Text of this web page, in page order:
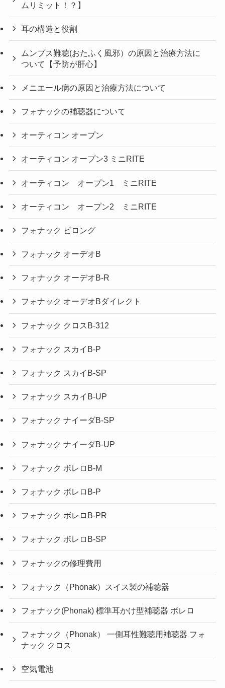
ムリミット！？】
耳の構造と役割
ムンプス難聴(おたふく風邪）の原因と治療方法に
ついて【予防が肝心】
メニエール病の原因と治療方法について
フォナックの補聴器について
オーティコン オープン
オーティコン オープン3 ミニRITE
オーティコン オープン1 ミニRITE
オーティコン オープン2 ミニRITE
フォナック ビロング
フォナック オーデオB
フォナック オーデオB-R
フォナック オーデオBダイレクト
フォナック クロスB-312
フォナック スカイB-P
フォナック スカイB-SP
フォナック スカイB-UP
フォナック ナイーダB-SP
フォナック ナイーダB-UP
フォナック ボレロB-M
フォナック ボレロB-P
フォナック ボレロB-PR
フォナック ボレロB-SP
フォナックの修理費用
フォナック（Phonak）スイス製の補聴器
フォナック(Phonak) 標準耳かけ型補聴器 ボレロ
フォナック（Phonak） 一側耳性難聴用補聴器 フォ
ナック クロス
空気電池